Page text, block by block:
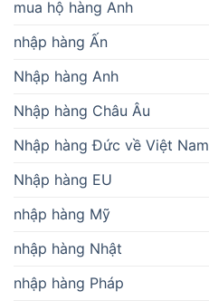
mua hộ hàng Anh
nhập hàng Ấn
Nhập hàng Anh
Nhập hàng Châu Âu
Nhập hàng Đức về Việt Nam
Nhập hàng EU
nhập hàng Mỹ
nhập hàng Nhật
nhập hàng Pháp